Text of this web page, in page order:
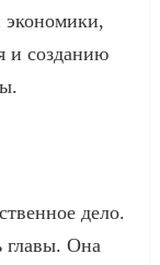
экономики,
и созданию
дело.
главы. Она